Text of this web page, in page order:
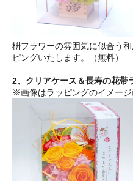
枡フラワーの雰囲気に似合う
ピングいたします。（無料）
2、クリアケース＆長寿の花帯
※画像はラッピングのイメージ